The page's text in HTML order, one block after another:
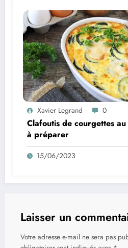
Xavier Legrand 0
Clafoutis de courgettes
à préparer
15/06/2023
Laisser un
Votre adresse e-mail ne sera pas